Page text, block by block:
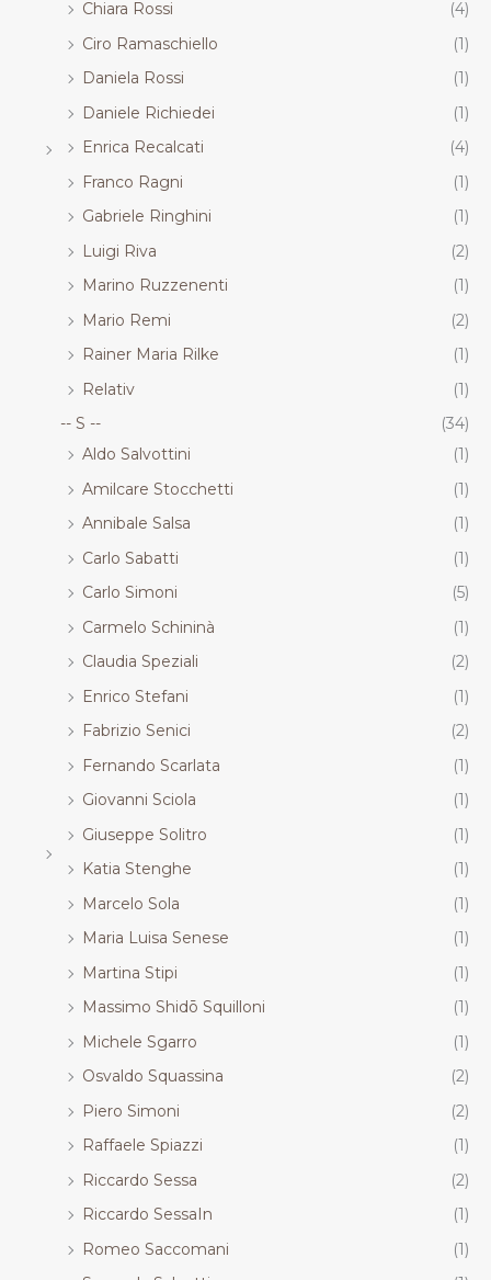
Chiara Rossi
(4)
Ciro Ramaschiello
(1)
Daniela Rossi
(1)
Daniele Richiedei
(1)
Enrica Recalcati
(4)
Franco Ragni
(1)
Gabriele Ringhini
(1)
Luigi Riva
(2)
Marino Ruzzenenti
(1)
Mario Remi
(2)
Rainer Maria Rilke
(1)
Relativ
(1)
-- S --
(34)
Aldo Salvottini
(1)
Amilcare Stocchetti
(1)
Annibale Salsa
(1)
Carlo Sabatti
(1)
Carlo Simoni
(5)
Carmelo Schininà
(1)
Claudia Speziali
(2)
Enrico Stefani
(1)
Fabrizio Senici
(2)
Fernando Scarlata
(1)
Giovanni Sciola
(1)
Giuseppe Solitro
(1)
Katia Stenghe
(1)
Marcelo Sola
(1)
Maria Luisa Senese
(1)
Martina Stipi
(1)
Massimo Shidō Squilloni
(1)
Michele Sgarro
(1)
Osvaldo Squassina
(2)
Piero Simoni
(2)
Raffaele Spiazzi
(1)
Riccardo Sessa
(2)
Riccardo SessaIn
(1)
Romeo Saccomani
(1)